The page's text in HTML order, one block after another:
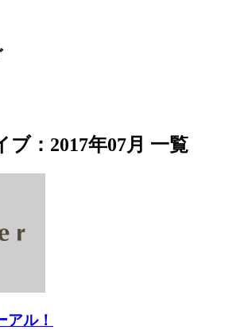
ブ：2017年07月 一覧
アル！